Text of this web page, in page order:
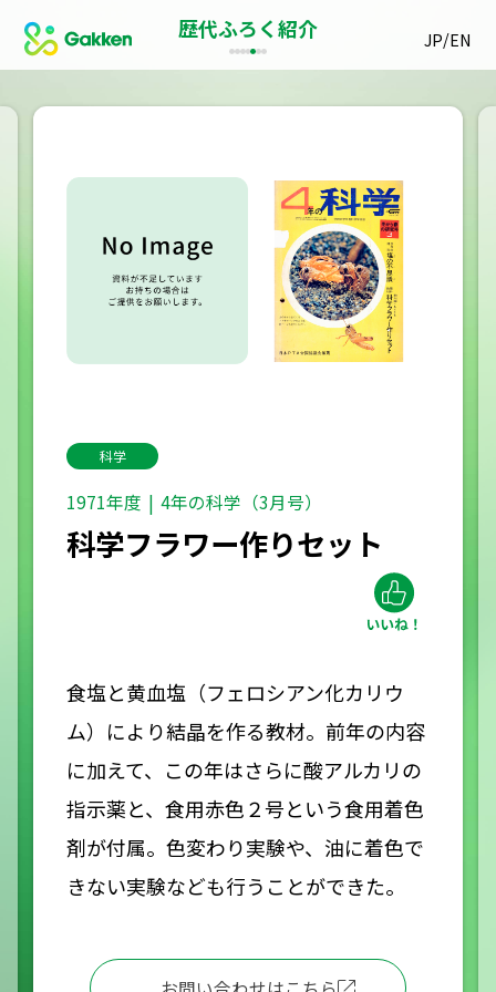
JP/EN
歴代ふろく紹介
科学
1971年度 4年の科学（3月号）
科学フラワー作りセット
食塩と黄血塩（フェロシアン化カリウ
ム）により結晶を作る教材。前年の内容
に加えて、この年はさらに酸アルカリの
指示薬と、食用赤色２号という食用着色
剤が付属。色変わり実験や、油に着色で
きない実験なども行うことができた。